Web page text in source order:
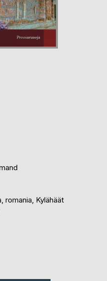
romania, Kylähäät